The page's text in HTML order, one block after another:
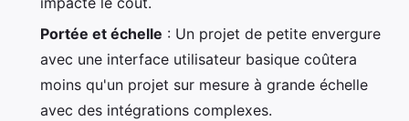
Portée et échelle : Un projet de petite envergure
avec une interface utilisateur basique coûtera
moins qu'un projet sur mesure à grande échelle
avec des intégrations complexes.